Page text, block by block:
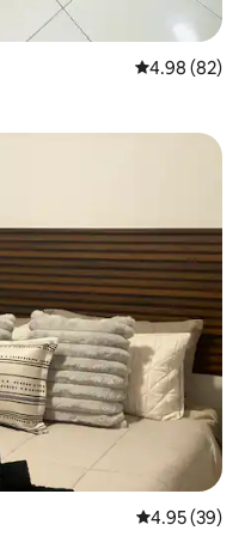
レビュー82
4.98 (82)
レビュー39
4.95 (39)